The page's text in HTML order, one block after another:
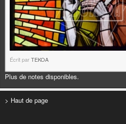
Écrit parTEKOA
Plus de notes disponibles.
> Haut de page